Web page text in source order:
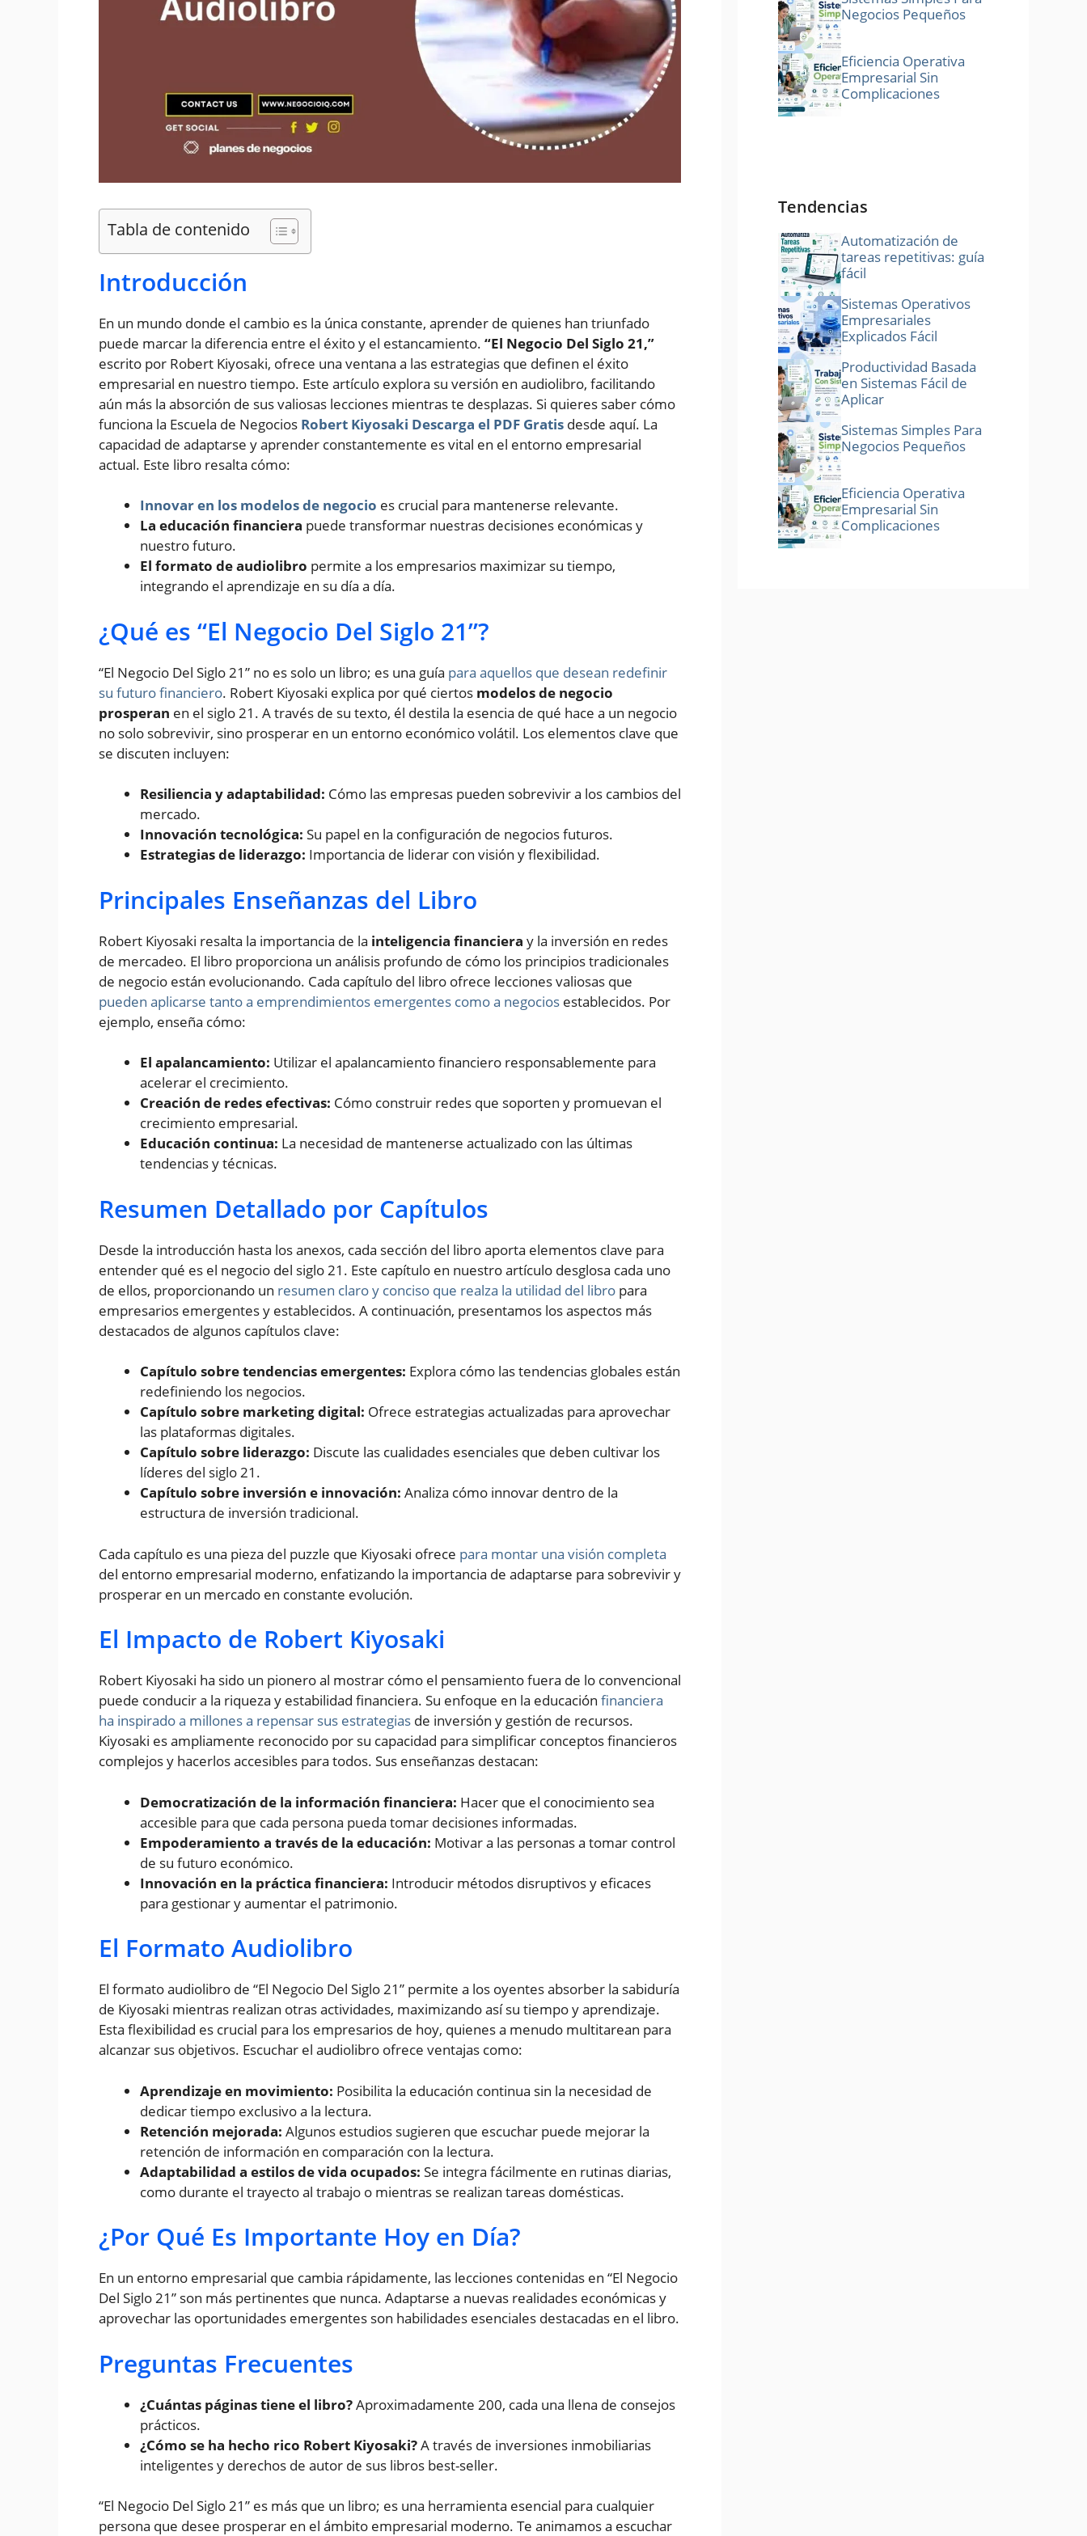
Tabla de contenido
Introducción
En un mundo donde el cambio es la única constante, aprender de quienes han triunfado
puede marcar la diferencia entre el éxito y el estancamiento. “El Negocio Del Siglo 21,”
escrito por Robert Kiyosaki, ofrece una ventana a las estrategias que definen el éxito
empresarial en nuestro tiempo. Este artículo explora su versión en audiolibro, facilitando
aún más la absorción de sus valiosas lecciones mientras te desplazas. Si quieres saber cómo
funciona la Escuela de Negocios Robert Kiyosaki Descarga el PDF Gratis desde aquí. La
capacidad de adaptarse y aprender constantemente es vital en el entorno empresarial
actual. Este libro resalta cómo:
Innovar en los modelos de negocio es crucial para mantenerse relevante.
La educación financiera puede transformar nuestras decisiones económicas y
nuestro futuro.
El formato de audiolibro permite a los empresarios maximizar su tiempo,
integrando el aprendizaje en su día a día.
¿Qué es “El Negocio Del Siglo 21”?
“El Negocio Del Siglo 21” no es solo un libro; es una guía para aquellos que desean redefinir
su futuro financiero. Robert Kiyosaki explica por qué ciertos modelos de negocio
prosperan en el siglo 21. A través de su texto, él destila la esencia de qué hace a un negocio
no solo sobrevivir, sino prosperar en un entorno económico volátil. Los elementos clave que
se discuten incluyen:
Resiliencia y adaptabilidad: Cómo las empresas pueden sobrevivir a los cambios del
mercado.
Innovación tecnológica: Su papel en la configuración de negocios futuros.
Estrategias de liderazgo: Importancia de liderar con visión y flexibilidad.
Principales Enseñanzas del Libro
Robert Kiyosaki resalta la importancia de la inteligencia financiera y la inversión en redes
de mercadeo. El libro proporciona un análisis profundo de cómo los principios tradicionales
de negocio están evolucionando. Cada capítulo del libro ofrece lecciones valiosas que
pueden aplicarse tanto a emprendimientos emergentes como a negocios establecidos. Por
ejemplo, enseña cómo:
El apalancamiento: Utilizar el apalancamiento financiero responsablemente para
acelerar el crecimiento.
Creación de redes efectivas: Cómo construir redes que soporten y promuevan el
crecimiento empresarial.
Educación continua: La necesidad de mantenerse actualizado con las últimas
tendencias y técnicas.
Resumen Detallado por Capítulos
Desde la introducción hasta los anexos, cada sección del libro aporta elementos clave para
entender qué es el negocio del siglo 21. Este capítulo en nuestro artículo desglosa cada uno
de ellos, proporcionando un resumen claro y conciso que realza la utilidad del libro para
empresarios emergentes y establecidos. A continuación, presentamos los aspectos más
destacados de algunos capítulos clave:
Capítulo sobre tendencias emergentes: Explora cómo las tendencias globales están
redefiniendo los negocios.
Capítulo sobre marketing digital: Ofrece estrategias actualizadas para aprovechar
las plataformas digitales.
Capítulo sobre liderazgo: Discute las cualidades esenciales que deben cultivar los
líderes del siglo 21.
Capítulo sobre inversión e innovación: Analiza cómo innovar dentro de la
estructura de inversión tradicional.
Cada capítulo es una pieza del puzzle que Kiyosaki ofrece para montar una visión completa
del entorno empresarial moderno, enfatizando la importancia de adaptarse para sobrevivir y
prosperar en un mercado en constante evolución.
El Impacto de Robert Kiyosaki
Robert Kiyosaki ha sido un pionero al mostrar cómo el pensamiento fuera de lo convencional
puede conducir a la riqueza y estabilidad financiera. Su enfoque en la educación financiera
ha inspirado a millones a repensar sus estrategias de inversión y gestión de recursos.
Kiyosaki es ampliamente reconocido por su capacidad para simplificar conceptos financieros
complejos y hacerlos accesibles para todos. Sus enseñanzas destacan:
Democratización de la información financiera: Hacer que el conocimiento sea
accesible para que cada persona pueda tomar decisiones informadas.
Empoderamiento a través de la educación: Motivar a las personas a tomar control
de su futuro económico.
Innovación en la práctica financiera: Introducir métodos disruptivos y eficaces
para gestionar y aumentar el patrimonio.
El Formato Audiolibro
El formato audiolibro de “El Negocio Del Siglo 21” permite a los oyentes absorber la sabiduría
de Kiyosaki mientras realizan otras actividades, maximizando así su tiempo y aprendizaje.
Esta flexibilidad es crucial para los empresarios de hoy, quienes a menudo multitarean para
alcanzar sus objetivos. Escuchar el audiolibro ofrece ventajas como:
Aprendizaje en movimiento: Posibilita la educación continua sin la necesidad de
dedicar tiempo exclusivo a la lectura.
Retención mejorada: Algunos estudios sugieren que escuchar puede mejorar la
retención de información en comparación con la lectura.
Adaptabilidad a estilos de vida ocupados: Se integra fácilmente en rutinas diarias,
como durante el trayecto al trabajo o mientras se realizan tareas domésticas.
¿Por Qué Es Importante Hoy en Día?
En un entorno empresarial que cambia rápidamente, las lecciones contenidas en “El Negocio
Del Siglo 21” son más pertinentes que nunca. Adaptarse a nuevas realidades económicas y
aprovechar las oportunidades emergentes son habilidades esenciales destacadas en el libro.
Preguntas Frecuentes
¿Cuántas páginas tiene el libro?Aproximadamente 200, cada una llena de consejos
prácticos.
¿Cómo se ha hecho rico Robert Kiyosaki?A través de inversiones inmobiliarias
inteligentes y derechos de autor de sus libros best-seller.
“El Negocio Del Siglo 21” es más que un libro; es una herramienta esencial para cualquier
persona que desee prosperar en el ámbito empresarial moderno. Te animamos a escuchar
Negocios Pequeños
Eficiencia Operativa
Empresarial Sin
Complicaciones
Tendencias
Automatización de
tareas repetitivas: guía
fácil
Sistemas Operativos
Empresariales
Explicados Fácil
Productividad Basada
en Sistemas Fácil de
Aplicar
Sistemas Simples Para
Negocios Pequeños
Eficiencia Operativa
Empresarial Sin
Complicaciones